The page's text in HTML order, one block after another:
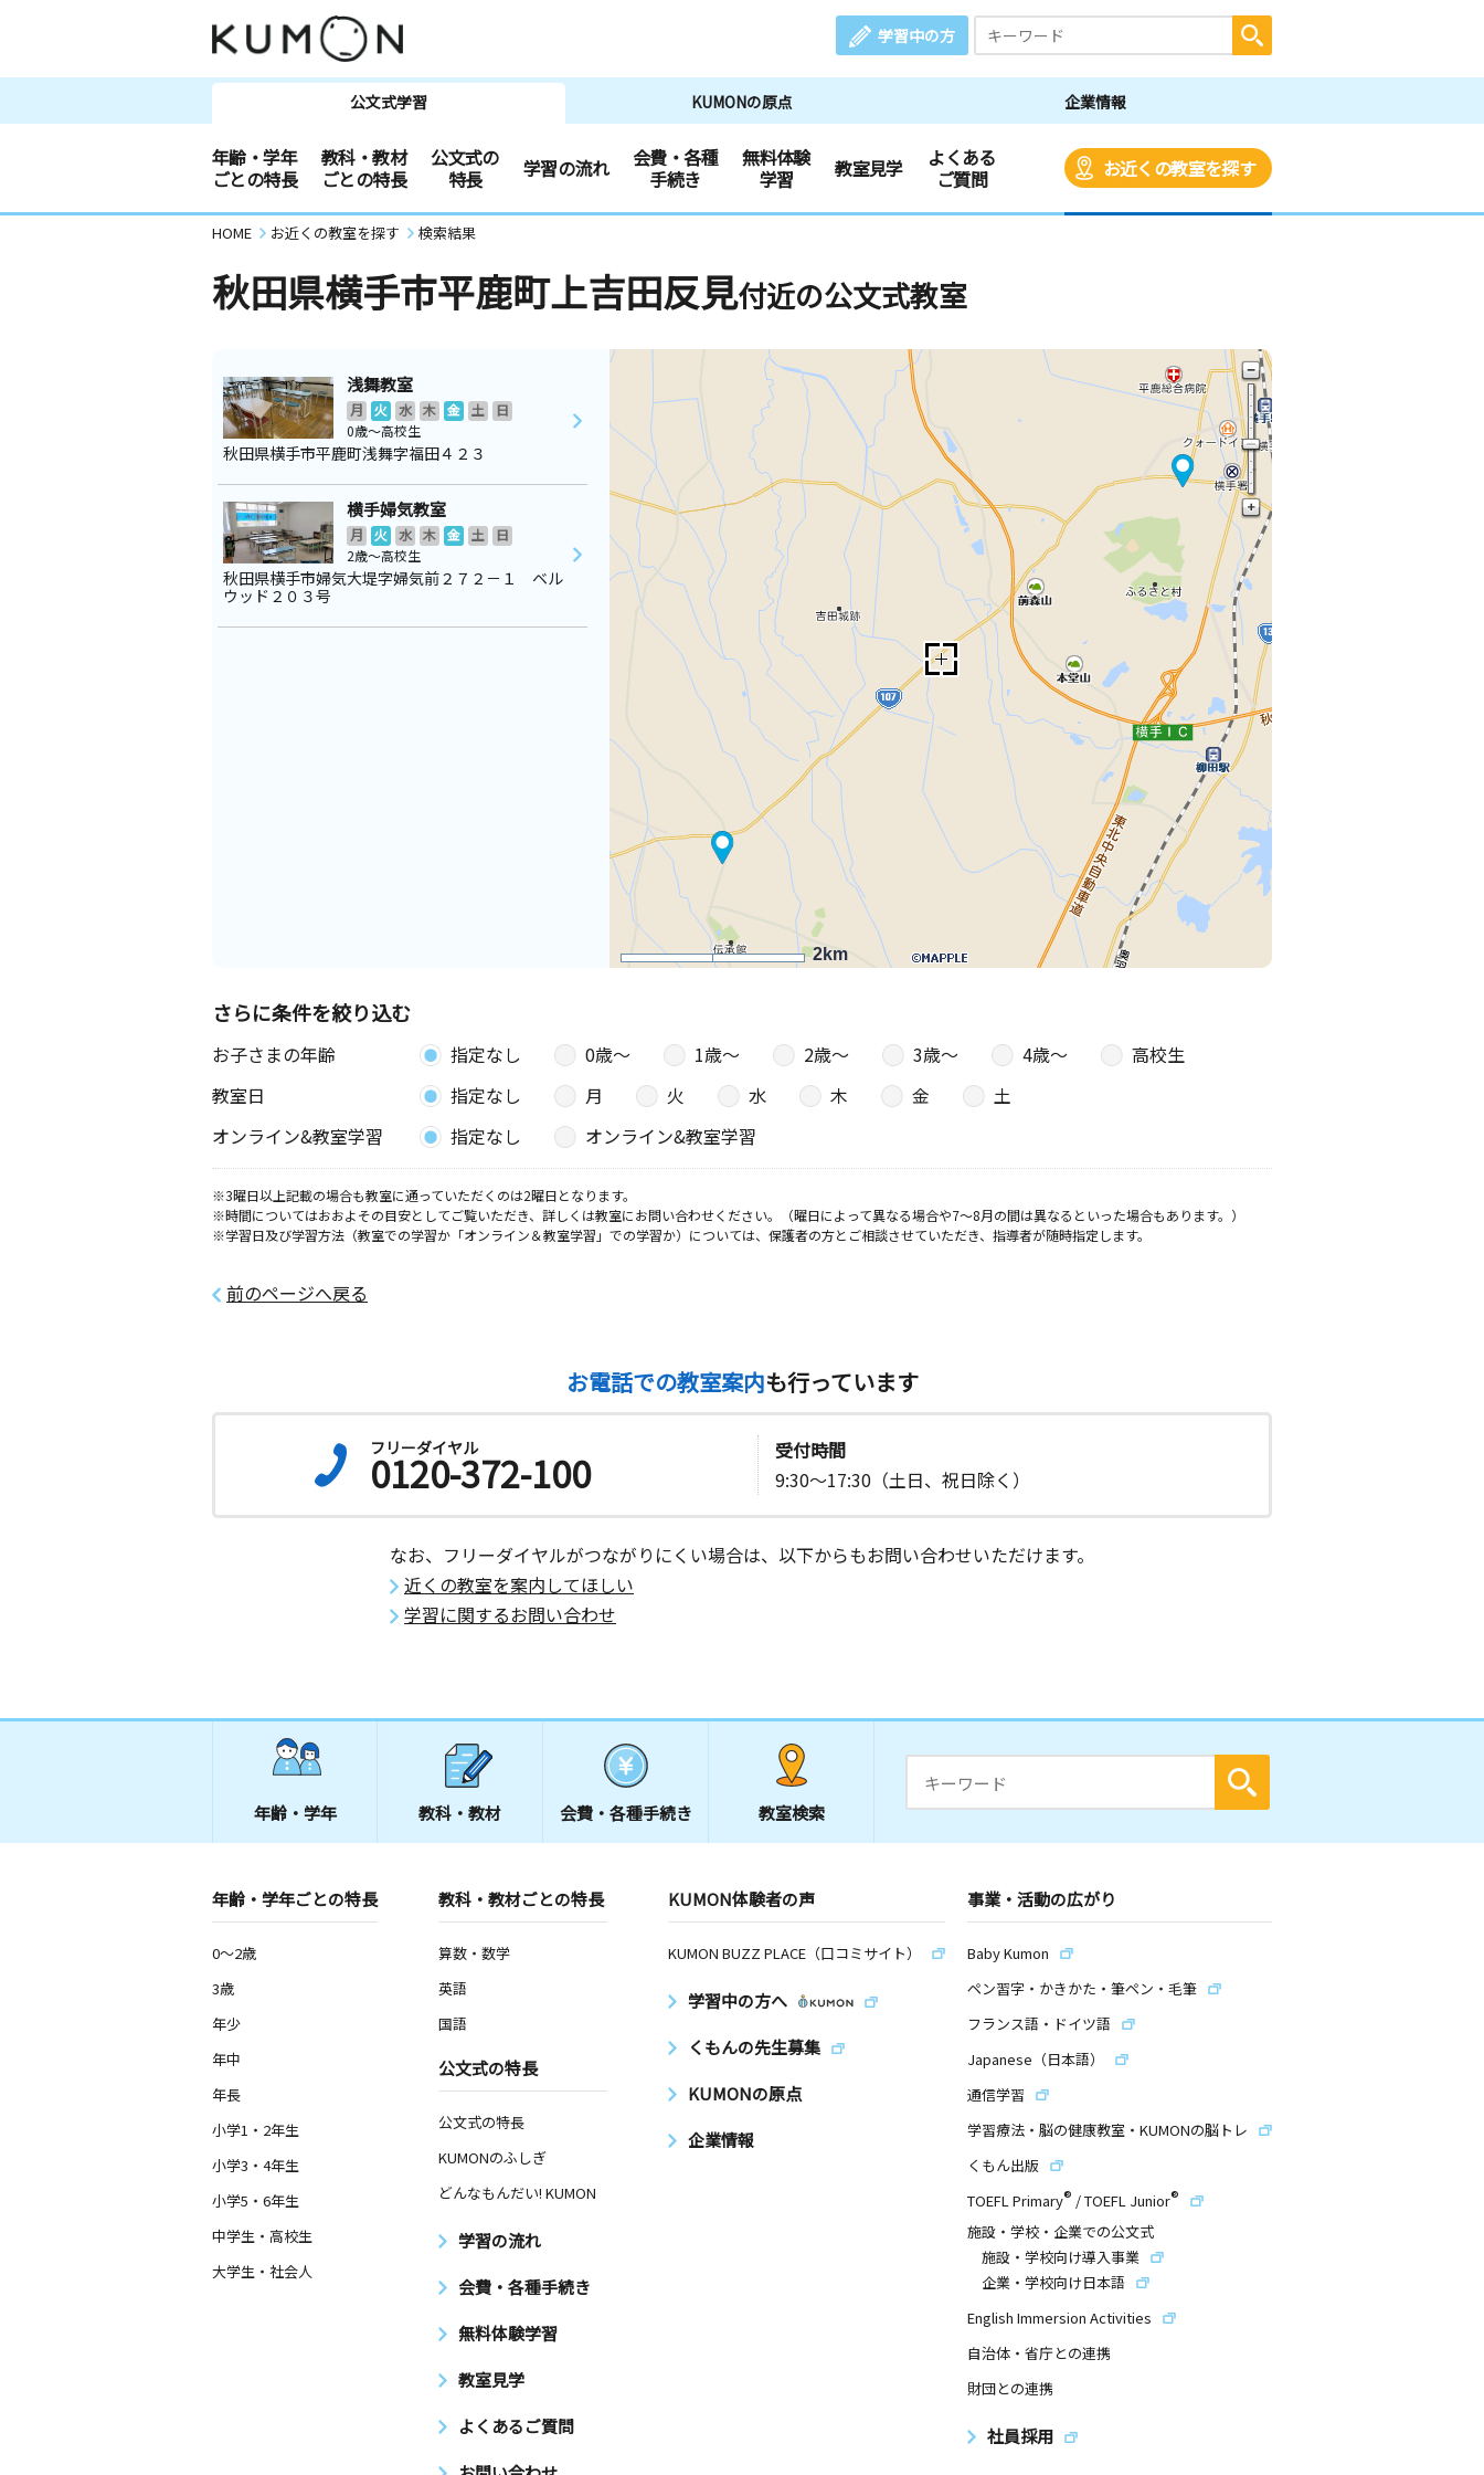
学習中の方
公文式学習 KUMONの原点 企業情報
年齢・学年
ごとの特長
教科・教材
ごとの特長
公文式の
特長
学習の流れ
会費・各種
手続き
無料体験
学習
教室見学
よくある
ご質問
お近くの教室を探す
HOME お近くの教室を探す 検索結果
秋田県横手市平鹿町上吉田反見付近の公文式教室
2km
浅舞教室
月 火 水 木 金 土
日
0歳～高校生
秋田県横手市平鹿町浅舞字福田４２３
横手婦気教室
月 火 水 木 金 土
日
2歳～高校生
秋田県横手市婦気大堤字婦気前２７２－１ ベル
ウッド２０３号
さらに条件を絞り込む
お子さまの年齢 指定なし 0歳〜 1歳〜 2歳〜 3歳〜 4歳〜
高校生
教室日
指定なし 月 火 水 木 金
土
オンライン&教室学習
指定なし オンライン&教室学習
※3曜日以上記載の場合も教室に通っていただくのは2曜日となります。
※時間についてはおおよその目安としてご覧いただき、詳しくは教室にお問い合わせください。（曜日によって異なる場合や7～8月の間は異なるといった場合もあります。）
※学習日及び学習方法（教室での学習か「オンライン＆教室学習」での学習か）については、保護者の方とご相談させていただき、指導者が随時指定します。
前のページへ戻る
お電話での教室案内も行っています
フリーダイヤル
0120-372-100
受付時間
9:30～17:30（土日、祝日除く）
なお、フリーダイヤルがつながりにくい場合は、以下からもお問い合わせいただけます。
近くの教室を案内してほしい
学習に関するお問い合わせ
年齢・学年 教科・教材 会費・ 各種手続き 教室検索
年齢・学年ごとの特長
0～2歳
3歳
年少
年中
年長
小学1・2年生
小学3・4年生
小学5・6年生
中学生・高校生
大学生・社会人
教科・教材ごとの特長
算数・数学
英語
国語
公文式の特長
公文式の特長
KUMONのふしぎ
どんなもんだい! KUMON
学習の流れ
会費・各種手続き
無料体験学習
教室見学
よくあるご質問
KUMON体験者の声
KUMON BUZZ PLACE（口コミサイト）
学習中の方へ
くもんの先生募集
KUMONの原点
企業情報
事業・活動の広がり
Baby Kumon
ペン習字・かきかた・筆ペン・毛筆
フランス語・ドイツ語
Japanese（日本語）
通信学習
学習療法・脳の健康教室・KUMONの脳トレ
くもん出版
TOEFL Primary® /TOEFL Junior®
施設・学校・企業での公文式
施設・学校向け導入事業
企業・学校向け日本語
English Immersion Activities
自治体・省庁との連携
財団との連携
社員採用